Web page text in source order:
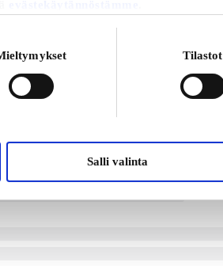
Tilastot
Salli valinta